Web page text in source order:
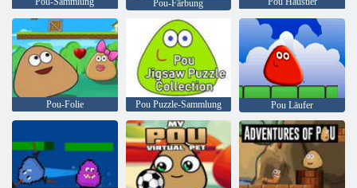
Pou-Färbung
Pou-Folie Pou Puzzle-Sammlung Pou Läufer